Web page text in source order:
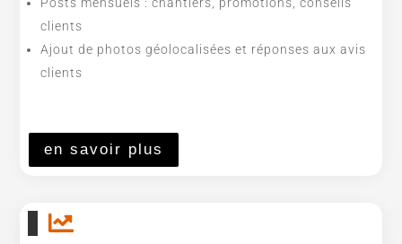
Posts mensuels : chantiers, promotions, conseils
clients
Ajout de photos géolocalisées et réponses aux avis
clients
en savoir plus
